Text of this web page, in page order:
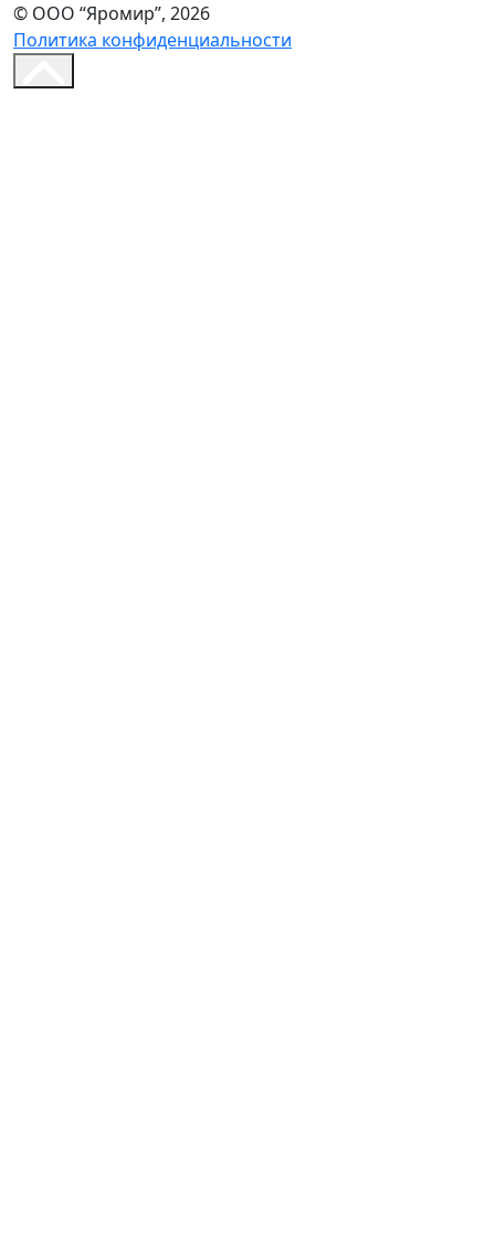
© ООО “Яромир”, 2026
Политика конфиденциальности